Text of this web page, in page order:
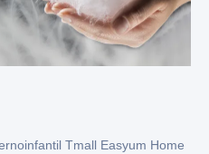
Tmall Easyum Home